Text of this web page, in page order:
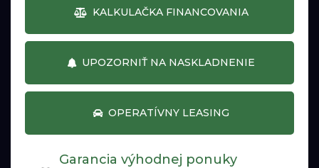
KALKULAČKA FINANCOVANIA
UPOZORNIŤ NA NASKLADNENIE
OPERATÍVNY LEASING
Garancia výhodnej ponuky